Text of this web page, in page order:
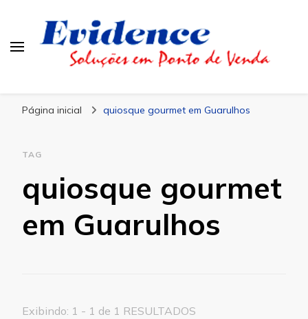
Página inicial quiosque gourmet em Guarulhos
TAG
quiosque gourmet
em Guarulhos
Exibindo: 1 - 1 de 1 RESULTADOS